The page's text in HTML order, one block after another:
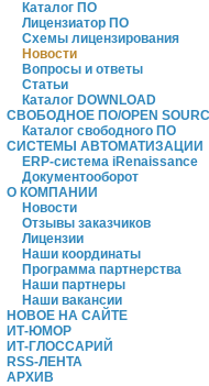
Каталог ПО
Лицензиатор ПО
Схемы лицензирования
Новости
Вопросы и ответы
Статьи
Каталог DOWNLOAD
СВОБОДНОЕ ПО/OPEN
Каталог свободного ПО
СИСТЕМЫ АВТОМАТИЗАЦИИ
ERP-система iRenaissance
Документооборот
О КОМПАНИИ
Новости
Отзывы заказчиков
Лицензии
Наши координаты
Программа партнерства
Наши партнеры
Наши вакансии
НОВОЕ НА САЙТЕ
ИТ-ЮМОР
ИТ-ГЛОССАРИЙ
RSS-ЛЕНТА
АРХИВ